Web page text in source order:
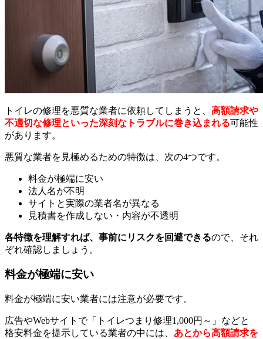
トイレの修理を悪質な業者に依頼してしまうと、 高額請求や
不適切な修理といった深刻なトラブルに巻き込まれる可能性
があります。
悪質な業者を見極めるための特徴は、次の4つです。
料金が極端に安い
法人名が不明
サイトと実際の業者名が異なる
見積書を作成しない・内容が不透明
各特徴を理解すれば、事前にリスクを回避できるので、それ
ぞれ確認しましょう。
料金が極端に安い
料金が極端に安い業者には注意が必要です。
広告やWebサイトで「トイレつまり修理1,000円～」などと
格安料金を提示している業者の中には、 あとから高額請求を